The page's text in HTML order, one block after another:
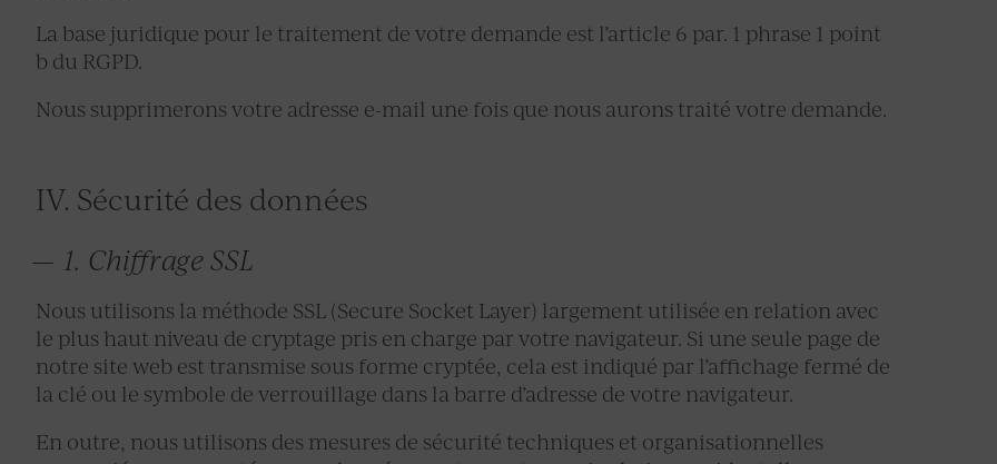
La base juridique pour le traitement de votre demande est l’article 6 par. 1 phrase 1 point
b du RGPD.
Nous supprimerons votre adresse e-mail une fois que nous aurons traité votre demande.
IV. Sécurité des données
1. Chiffrage SSL
Nous utilisons la méthode SSL (Secure Socket Layer) largement utilisée en relation avec
le plus haut niveau de cryptage pris en charge par votre navigateur. Si une seule page de
notre site web est transmise sous forme cryptée, cela est indiqué par l’affichage fermé de
la clé ou le symbole de verrouillage dans la barre d’adresse de votre navigateur.
En outre, nous utilisons des mesures de sécurité techniques et organisationnelles